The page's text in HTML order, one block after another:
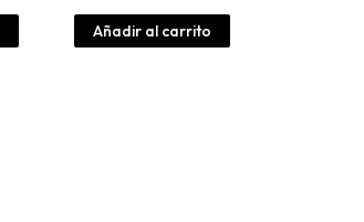
Añadir al carrito